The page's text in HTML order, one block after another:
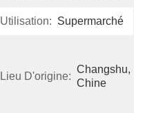
Utilisation: Supermarché
Lieu D'origine:
Changshu,
Chine